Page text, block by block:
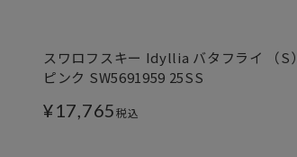
スワロフスキー Idyllia バタフライ （S）
ピンク SW5691959 25SS
¥17,765税込